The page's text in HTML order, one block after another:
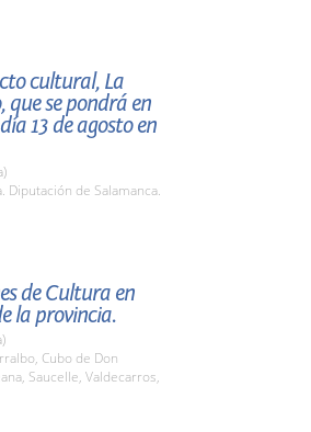
cultural, La
que se pondrá en
13 de agosto en
Diputación de Salamanca.
de Cultura en
la provincia.
Cubo de Don
Saucelle, Valdecarros,